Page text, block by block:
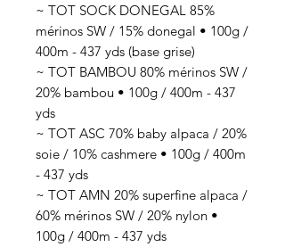
~ TOT SOCK DONEGAL 85%
mérinos SW / 15% donegal • 100g /
400m - 437 yds (base grise)
~ TOT BAMBOU 80% mérinos SW /
20% bambou • 100g / 400m - 437
yds
~ TOT ASC 70% baby alpaca / 20%
soie / 10% cashmere • 100g / 400m
- 437 yds
~ TOT AMN 20% superfine alpaca /
60% mérinos SW / 20% nylon •
100g / 400m - 437 yds